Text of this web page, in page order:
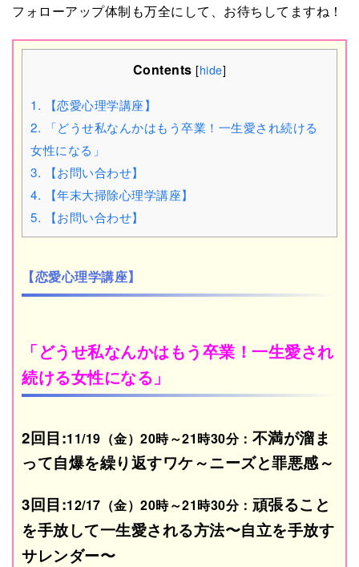
フォローアップ体制も万全にして、お待ちしてますね！
Contents [hide]
1. 【恋愛心理学講座】
2. 「どうせ私なんかはもう卒業！一生愛され続ける
女性になる」
3. 【お問い合わせ】
4. 【年末大掃除心理学講座】
5. 【お問い合わせ】
【恋愛心理学講座】
「どうせ私なんかはもう卒業！一生愛され
続ける女性になる」
2回目:11/19（金）20時～21時30分： 不満が溜ま
って自爆を繰り返すワケ～ニーズと罪悪感～
3回目:12/17（金） 20時～21時30分： 頑張ること
を手放して一生愛される方法〜自立を手放す
サレンダー〜